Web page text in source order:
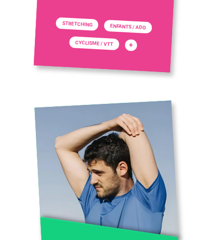
STRETCHING ENFANTS / ADO
CYCLISME / VTT +